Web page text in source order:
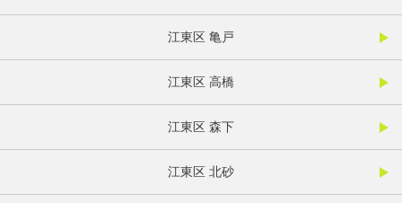
江東区 亀戸
江東区 高橋
江東区 森下
江東区 北砂